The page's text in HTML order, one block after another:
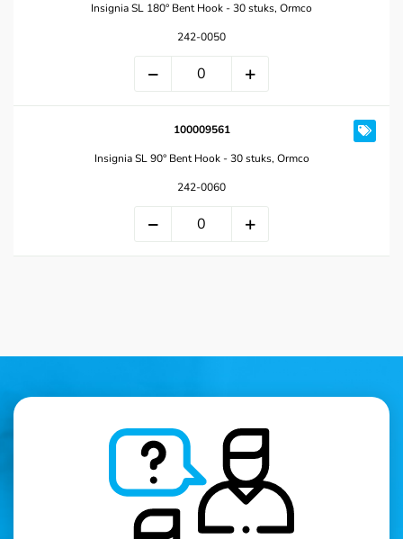
Insignia SL 180° Bent Hook - 30 stuks, Ormco
242-0050
100009561
Insignia SL 90° Bent Hook - 30 stuks, Ormco
242-0060